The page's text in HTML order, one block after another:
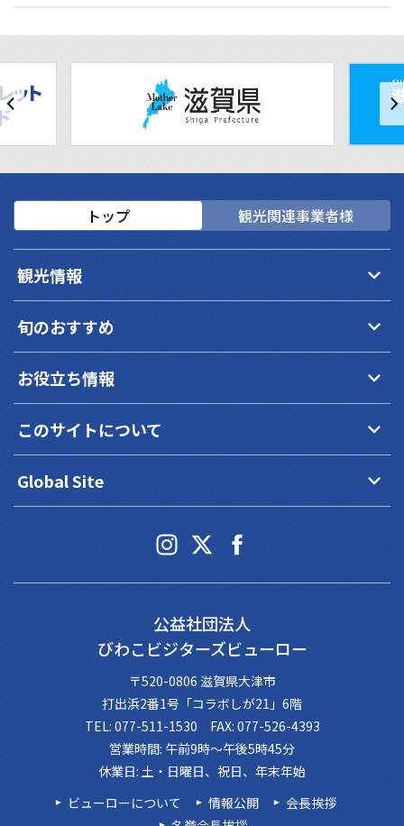
トップ 観光関連事業者様
観光情報 keyboard_arrow_down
旬のおすすめ keyboard_arrow_down
お役立ち情報 keyboard_arrow_down
このサイトについて keyboard_arrow_down
Global Site keyboard_arrow_down
公益社団法人
びわこビジターズビューロー
〒520-0806 滋賀県大津市
打出浜2番1号「コラボしが21」6階
TEL: 077-511-1530 FAX: 077-526-4393
営業時間: 午前9時～午後5時45分
休業日: 土・日曜日、祝日、年末年始
ビューローについて
情報公開
会長挨拶